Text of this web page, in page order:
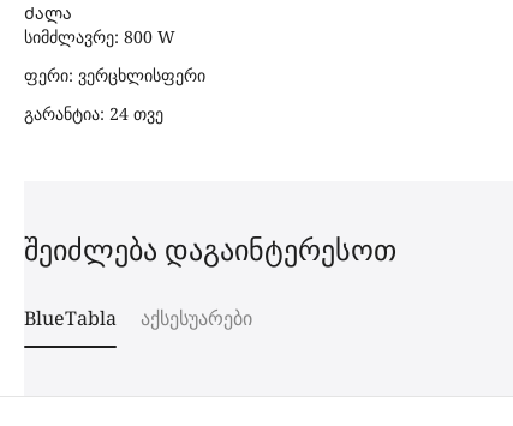
Ძალა
სიმძლავრე: 800 W
ფერი: ვერცხლისფერი
გარანტია: 24 თვე
შეიძლება დაგაინტერესოთ
BlueTabla აქსესუარები